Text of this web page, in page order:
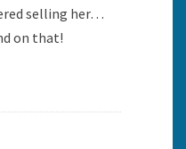
selling her…
on that!